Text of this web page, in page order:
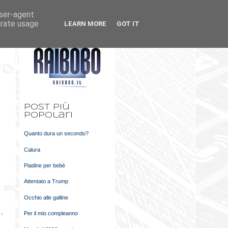
-
Post più
popolari
Quanto dura un secondo?
Calura
Piadine per bebè
Attentato a Trump
Occhio alle galline
Per il mio compleanno
agent
usage
LEARN MORE GOT IT